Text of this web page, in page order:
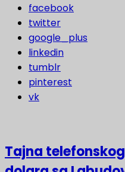
facebook
twitter
google_plus
linkedin
tumblr
pinterest
vk
Tajna